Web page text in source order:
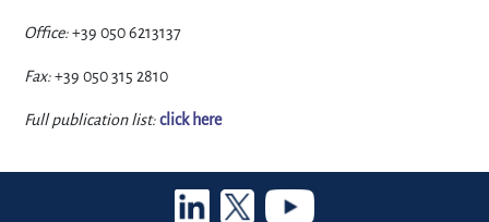
Office:+39 050 6213137
Fax:+39 050 315 2810
Full publication list:click here